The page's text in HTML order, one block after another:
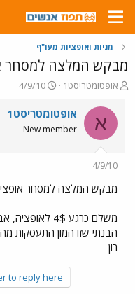
מניות ואופציות מעו"ף
מבקש המלצה למסחר
פ
ו
ת
ח
ה
ו
ש
א
אופטומטריסט1
פ
ו
ר
ם
ר
ך
4/9/10
א אופטומטריסט1
New member
4/9/10
מבקש המלצה למסחר
משלם כרגע 4$
הבנתי שזו המון התעסקות
רון
to reply here.